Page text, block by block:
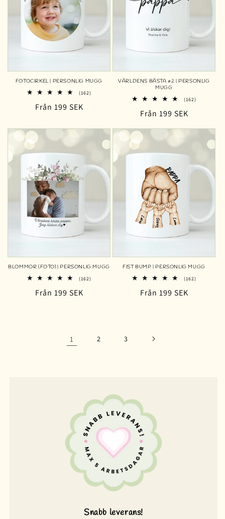
FOTOCIRKEL | PERSONLIG MUGG
(162)162
Ordinarie
Från 199 SEK
VÄRLDENS BÄSTA #2 | PERSONLIG
MUGG
(162)162
Ordinarie
pris
Från 199 SEK
BLOMMOR (FOTO) | PERSONLIG MUGG
(162)162
Ordinarie
Från 199 SEK
FIST BUMP | PERSONLIG MUGG
(162)162
Ordinarie
Från 199 SEK
1 2 3
Snabb leverans!